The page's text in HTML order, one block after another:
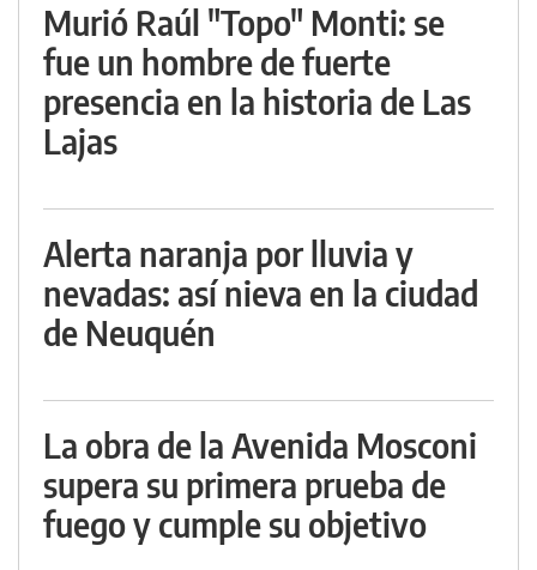
Murió Raúl "Topo" Monti: se
fue un hombre de fuerte
presencia en la historia de Las
Lajas
Alerta naranja por lluvia y
nevadas: así nieva en la ciudad
de Neuquén
La obra de la Avenida Mosconi
supera su primera prueba de
fuego y cumple su objetivo